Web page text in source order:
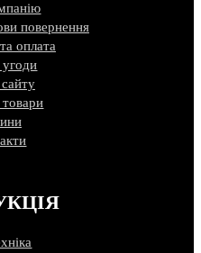
повернення
оплата
товари